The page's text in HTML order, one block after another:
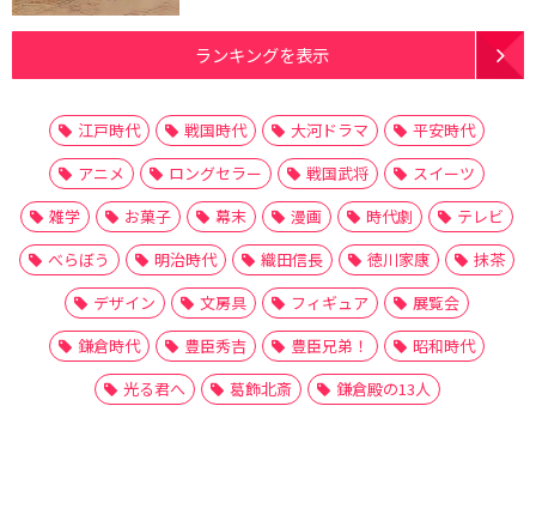
ランキングを表示
江戸時代 戦国時代 大河ドラマ
平安時代
アニメ
ロングセラー 戦国武将
スイーツ
雑学
お菓子 幕末 漫画 時代劇
テレビ
べらぼう
明治時代 織田信長 徳川家康
抹茶
デザイン
文房具 フィギュア
展覧会
鎌倉時代
豊臣秀吉 豊臣兄弟！
昭和時代
光る君へ
葛飾北斎 鎌倉殿の13人